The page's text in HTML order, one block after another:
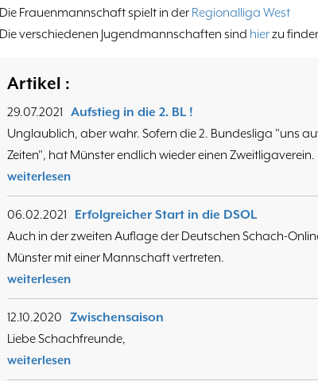
Die Frauenmannschaft spielt in der Regionalliga West
Die verschiedenen Jugendmannschaften sind hierzu
Artikel :
29.07.2021
Aufstieg in die 2. BL !
Unglaublich, aber wahr. Sofern die 2. Bundesliga "uns
Zeiten", hat Münster endlich wieder einen Zweitligaverein.
weiterlesen
06.02.2021
Erfolgreicher Start in die DSOL
Auch in der zweiten Auflage der Deutschen Schach-
Münster mit einer Mannschaft vertreten.
weiterlesen
12.10.2020
Zwischensaison
Liebe Schachfreunde,
weiterlesen